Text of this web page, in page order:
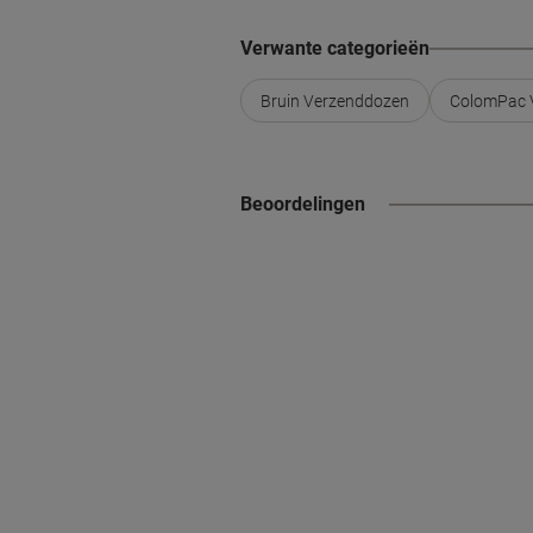
Verwante categorieën
Bruin Verzenddozen ColomPac
Beoordelingen